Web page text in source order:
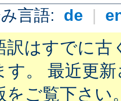
言語: de |
訳はすでに古
す。 最近更
をご覧下さい